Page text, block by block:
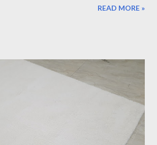
là showroom trưng bày sản phẩm, vừa
7 - ghé xem 500 mẫu thảm cao cấp đến từ
500 mẫu thảm trải sàn, từ hiện đại đến cổ
lót sàn quận 7 sẽ là sự lựa chọn tốt
Quận 7 I0001 Mẫu thảm hiện đại
Thảm Lót sàn quận 7 I0003 Thảm trải
READ MORE »